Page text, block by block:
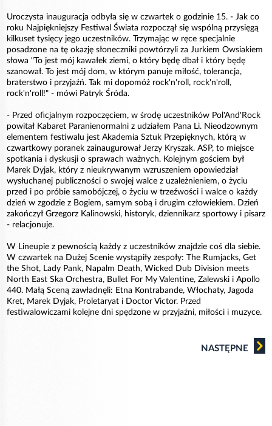
Uroczysta inauguracja odbyła się w czwartek o godzinie 15. - Jak co
roku Najpiękniejszy Festiwal Świata rozpoczął się wspólną przysięgą
kilkuset tysięcy jego uczestników. Trzymając w ręce specjalnie
posadzone na tę okazję słoneczniki powtórzyli za Jurkiem Owsiakiem
słowa "To jest mój kawałek ziemi, o który będę dbał i który będę
szanował. To jest mój dom, w którym panuje miłość, tolerancja,
braterstwo i przyjaźń. Tak mi dopomóż rock'n'roll, rock'n'roll,
rock'n'roll!" - mówi Patryk Śróda.
- Przed oficjalnym rozpoczęciem, w środę uczestników Pol'And'Rock
powitał Kabaret Paranienormalni z udziałem Pana Li. Nieodzownym
elementem festiwalu jest Akademia Sztuk Przepięknych, którą w
czwartkowy poranek zainaugurował Jerzy Kryszak. ASP, to miejsce
spotkania i dyskusji o sprawach ważnych. Kolejnym gościem był
Marek Dyjak, który z nieukrywanym wzruszeniem opowiedział
wysłuchanej publiczności o swojej walce z uzależnieniem, o życiu
przed i po próbie samobójczej, o życiu w trzeźwości i walce o każdy
dzień w zgodzie z Bogiem, samym sobą i drugim człowiekiem. Dzień
zakończył Grzegorz Kalinowski, historyk, dziennikarz sportowy i pisarz
- relacjonuje.
W Lineupie z pewnością każdy z uczestników znajdzie coś dla siebie.
W czwartek na Dużej Scenie wystąpiły zespoły: The Rumjacks, Get
the Shot, Lady Pank, Napalm Death, Wicked Dub Division meets
North East Ska Orchestra, Bullet For My Valentine, Zalewski i Apollo
440. Małą Sceną zawładnęli: Etna Kontrabande, Włochaty, Jagoda
Kret, Marek Dyjak, Proletaryat i Doctor Victor. Przed
festiwalowiczami kolejne dni spędzone w przyjaźni, miłości i muzyce.
NASTĘPNE